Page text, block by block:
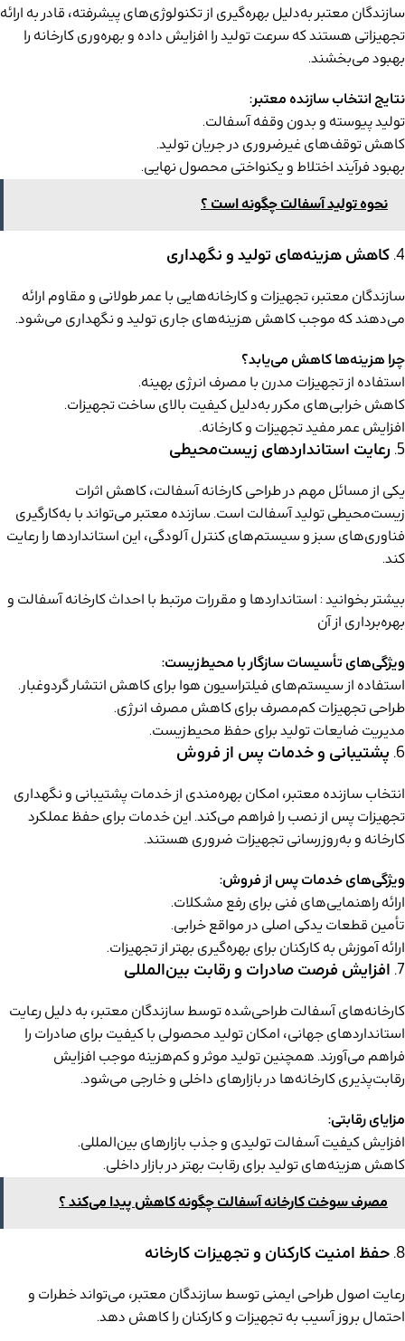
سازندگان معتبر به‌دلیل بهره‌گیری از تکنولوژی‌های پیشرفته، قادر به ارائه
تجهیزاتی هستند که سرعت تولید را افزایش داده و بهره‌وری کارخانه را
بهبود می‌بخشند.
نتایج انتخاب سازنده معتبر:
تولید پیوسته و بدون وقفه آسفالت.
کاهش توقف‌های غیرضروری در جریان تولید.
بهبود فرآیند اختلاط و یکنواختی محصول نهایی.
نحوه تولید آسفالت چگونه است ؟
4. کاهش هزینه‌های تولید و نگهداری
سازندگان معتبر، تجهیزات و کارخانه‌هایی با عمر طولانی و مقاوم ارائه
می‌دهند که موجب کاهش هزینه‌های جاری تولید و نگهداری می‌شود.
چرا هزینه‌ها کاهش می‌یابد؟
استفاده از تجهیزات مدرن با مصرف انرژی بهینه.
کاهش خرابی‌های مکرر به‌دلیل کیفیت بالای ساخت تجهیزات.
افزایش عمر مفید تجهیزات و کارخانه.
5. رعایت استانداردهای زیست‌محیطی
یکی از مسائل مهم در طراحی کارخانه آسفالت، کاهش اثرات
زیست‌محیطی تولید آسفالت است. سازنده معتبر می‌تواند با به‌کارگیری
فناوری‌های سبز و سیستم‌های کنترل آلودگی، این استانداردها را رعایت
کند.
بیشتر بخوانید :استانداردها و مقررات مرتبط با احداث کارخانه آسفالت و
بهره‌برداری از آن
ویژگی‌های تأسیسات سازگار با محیط‌زیست:
استفاده از سیستم‌های فیلتراسیون هوا برای کاهش انتشار گردوغبار.
طراحی تجهیزات کم‌مصرف برای کاهش مصرف انرژی.
مدیریت ضایعات تولید برای حفظ محیط‌زیست.
6. پشتیبانی و خدمات پس از فروش
انتخاب سازنده معتبر، امکان بهره‌مندی از خدمات پشتیبانی و نگهداری
تجهیزات پس از نصب را فراهم می‌کند. این خدمات برای حفظ عملکرد
کارخانه و به‌روزرسانی تجهیزات ضروری هستند.
ویژگی‌های خدمات پس از فروش:
ارائه راهنمایی‌های فنی برای رفع مشکلات.
تأمین قطعات یدکی اصلی در مواقع خرابی.
ارائه آموزش به کارکنان برای بهره‌گیری بهتر از تجهیزات.
7. افزایش فرصت صادرات و رقابت بین‌المللی
کارخانه‌های آسفالت طراحی‌شده توسط سازندگان معتبر، به دلیل رعایت
استانداردهای جهانی، امکان تولید محصولی با کیفیت برای صادرات را
فراهم می‌آورند. همچنین تولید موثر و کم‌هزینه موجب افزایش
رقابت‌پذیری کارخانه‌ها در بازارهای داخلی و خارجی می‌شود.
مزایای رقابتی:
افزایش کیفیت آسفالت تولیدی و جذب بازارهای بین‌المللی.
کاهش هزینه‌های تولید برای رقابت بهتر در بازار داخلی.
مصرف سوخت کارخانه آسفالت چگونه کاهش پیدا می‌کند ؟
8. حفظ امنیت کارکنان و تجهیزات کارخانه
رعایت اصول طراحی ایمنی توسط سازندگان معتبر، می‌تواند خطرات و
احتمال بروز آسیب به تجهیزات و کارکنان را کاهش دهد.